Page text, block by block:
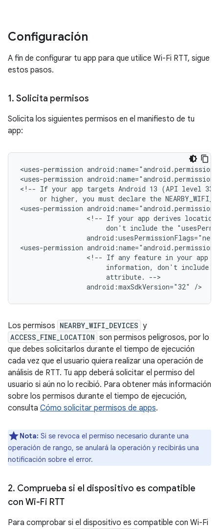
Configuración
A fin de configurar tu app para que utilice Wi-Fi RTT, sigue
estos pasos.
1. Solicita permisos
Solicita los siguientes permisos en el manifiesto de tu
app:
<uses-permission
<uses-permission
<!-- If your app targets Android 13 (API
or higher, you must declare the
<uses-permission
<!-- If your app derives location
don't include the
<uses-permission
<!-- If any feature in your app
information,
don't include
attribute.
android:maxSdkVersion="32"
Los permisos NEARBY_WIFI_DEVICES y
ACCESS_FINE_LOCATION son permisos peligrosos, por lo
que debes solicitarlos durante el tiempo de ejecución
cada vez que el usuario quiera realizar una operación de
análisis de RTT. Tu app deberá solicitar el permiso del
usuario si aún no lo recibió. Para obtener más información
sobre los permisos durante el tiempo de ejecución,
consulta Cómo solicitar permisos de apps.
Nota: Si se revoca el permiso necesario durante una
operación de rango, se anulará la operación y recibirás una
notificación sobre el error.
2. Comprueba si el dispositivo es compatible
con Wi-Fi RTT
Para comprobar si el dispositivo es compatible con Wi-Fi